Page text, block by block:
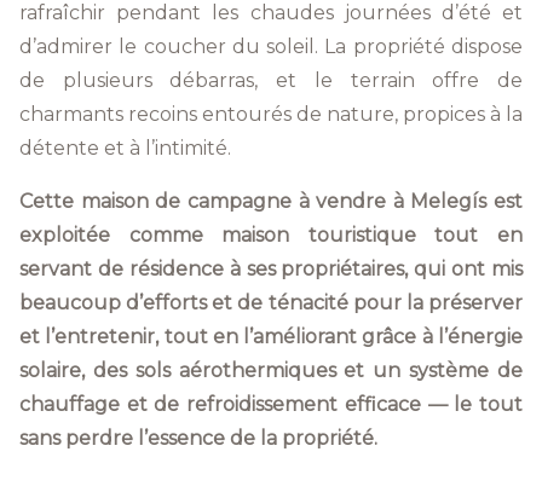
rafraîchir pendant les chaudes journées d’été et
d’admirer le coucher du soleil. La propriété dispose
de plusieurs débarras, et le terrain offre de
charmants recoins entourés de nature, propices à la
détente et à l’intimité.
Cette maison de campagne à vendre à Melegís est
exploitée comme maison touristique tout en
servant de résidence à ses propriétaires, qui ont mis
beaucoup d’efforts et de ténacité pour la préserver
et l’entretenir, tout en l’améliorant grâce à l’énergie
solaire, des sols aérothermiques et un système de
chauffage et de refroidissement efficace — le tout
sans perdre l’essence de la propriété.